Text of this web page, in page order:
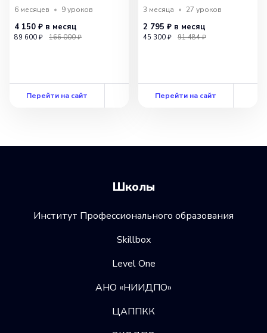
6 месяцев 9уроков
4 150 ₽ в месяц
89 600 ₽ 166 000 ₽
Перейти на сайт
3 месяца 27 уроков
2 795 ₽ в месяц
45 300 ₽ 91 484 ₽
Перейти на сайт
Школы
Институт Профессионального образования
Skillbox
Level One
АНО «НИИДПО»
ЦАППКК